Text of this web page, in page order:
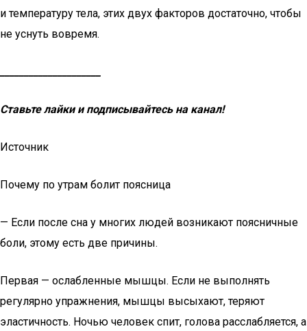
и температуру тела, этих двух факторов достаточно, чтобы
не уснуть вовремя.
Ставьте лайки и подписывайтесь на канал!
Источник
Почему по утрам болит поясница
— Если после сна у многих людей возникают поясничные
боли, этому есть две причины.
Первая — ослабленные мышцы. Если не выполнять
регулярно упражнения, мышцы высыхают, теряют
эластичность. Ночью человек спит, голова расслабляется, а